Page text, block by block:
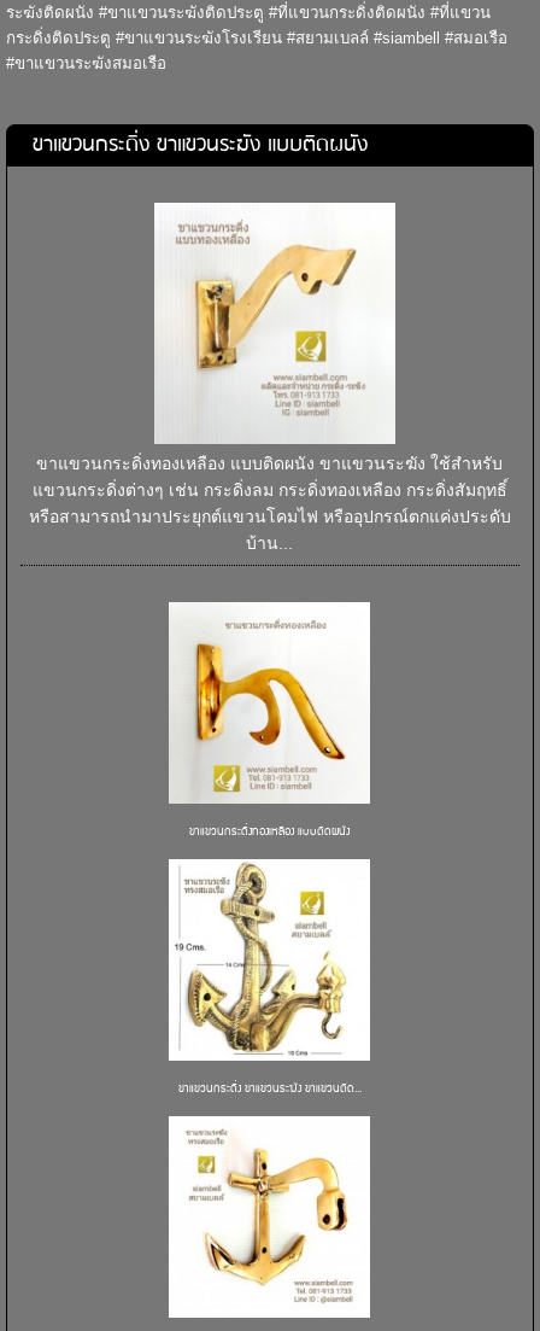
ระฆังติดผนัง #ขาแขวนระฆังติดประตู #ที่แขวนกระดิ่งติดผนัง #ที่แขวน
กระดิ่งติดประตู #ขาแขวนระฆังโรงเรียน #สยามเบลล์ #siambell #สมอเรือ
#ขาแขวนระฆังสมอเรือ
ขาแขวนกระดิ่ง ขาแขวนระฆัง แบบติดผนัง
ขาแขวนกระดิ่งทองเหลือง แบบติดผนัง ขาแขวนระฆัง ใช้สำหรับ
แขวนกระดิ่งต่างๆ เช่น กระดิ่งลม กระดิ่งทองเหลือง กระดิ่งสัมฤทธิ์
หรือสามารถนำมาประยุกต์แขวนโคมไฟ หรืออุปกรณ์ตกแค่งประดับ
บ้าน...
ขาแขวนกระดิ่งทองเหลือง แบบติดผนัง
ขาแขวนกระดิ่ง ขาแขวนระฆัง ขาแขวนติด...